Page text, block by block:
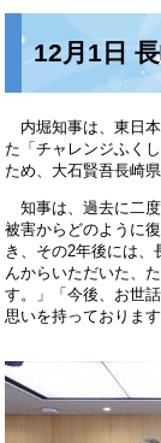
12月1日
内堀知事は、東日
た「チャレンジふく
ため、大石賢吾長崎
知事は、過去に二
被害からどのように
き、その2年後には
んからいただいた、
す。」「今後、お世
思いを持っておりま